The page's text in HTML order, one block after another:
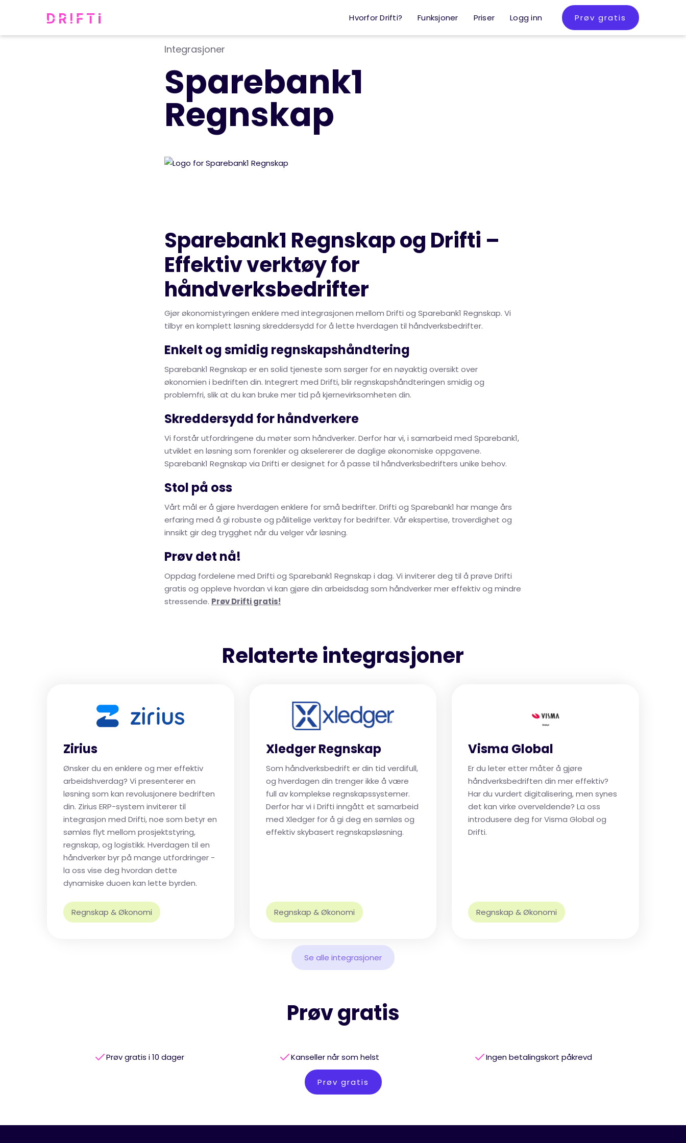
Hvorfor Drifti? Funksjoner Priser Logg inn Prøv gratis
Integrasjoner
Sparebank1
Regnskap
Sparebank1 Regnskap og Drifti –
Effektiv verktøy for
håndverksbedrifter
Gjør økonomistyringen enklere med integrasjonen mellom Drifti og Sparebank1 Regnskap. Vi
tilbyr en komplett løsning skreddersydd for å lette hverdagen til håndverksbedrifter.
Enkelt og smidig regnskapshåndtering
Sparebank1 Regnskap er en solid tjeneste som sørger for en nøyaktig oversikt over
økonomien i bedriften din. Integrert med Drifti, blir regnskapshåndteringen smidig og
problemfri, slik at du kan bruke mer tid på kjernevirksomheten din.
Skreddersydd for håndverkere
Vi forstår utfordringene du møter som håndverker. Derfor har vi, i samarbeid med Sparebank1,
utviklet en løsning som forenkler og akselererer de daglige økonomiske oppgavene.
Sparebank1 Regnskap via Drifti er designet for å passe til håndverksbedrifters unike behov.
Stol på oss
Vårt mål er å gjøre hverdagen enklere for små bedrifter. Drifti og Sparebank1 har mange års
erfaring med å gi robuste og pålitelige verktøy for bedrifter. Vår ekspertise, troverdighet og
innsikt gir deg trygghet når du velger vår løsning.
Prøv det nå!
Oppdag fordelene med Drifti og Sparebank1 Regnskap i dag. Vi inviterer deg til å prøve Drifti
gratis og oppleve hvordan vi kan gjøre din arbeidsdag som håndverker mer effektiv og mindre
stressende. Prøv Drifti gratis!
Relaterte integrasjoner
Zirius
Ønsker du en enklere og mer effektiv
arbeidshverdag? Vi presenterer en
løsning som kan revolusjonere bedriften
din. Zirius ERP-system inviterer til
integrasjon med Drifti, noe som betyr en
sømløs flyt mellom prosjektstyring,
regnskap, og logistikk. Hverdagen til en
håndverker byr på mange utfordringer -
la oss vise deg hvordan dette
dynamiske duoen kan lette byrden.
Regnskap & Økonomi
Xledger Regnskap
Som håndverksbedrift er din tid verdifull,
og hverdagen din trenger ikke å være
full av komplekse regnskapssystemer.
Derfor har vi i Drifti inngått et samarbeid
med Xledger for å gi deg en sømløs og
effektiv skybasert regnskapsløsning.
Regnskap & Økonomi
Visma Global
Er du leter etter måter å gjøre
håndverksbedriften din mer effektiv?
Har du vurdert digitalisering, men synes
det kan virke overveldende? La oss
introdusere deg for Visma Global og
Drifti.
Regnskap & Økonomi
Se alle integrasjoner
Prøv gratis
Prøv gratis i 10 dager Kanseller når som helst Ingen betalingskort påkrevd
Prøv gratis